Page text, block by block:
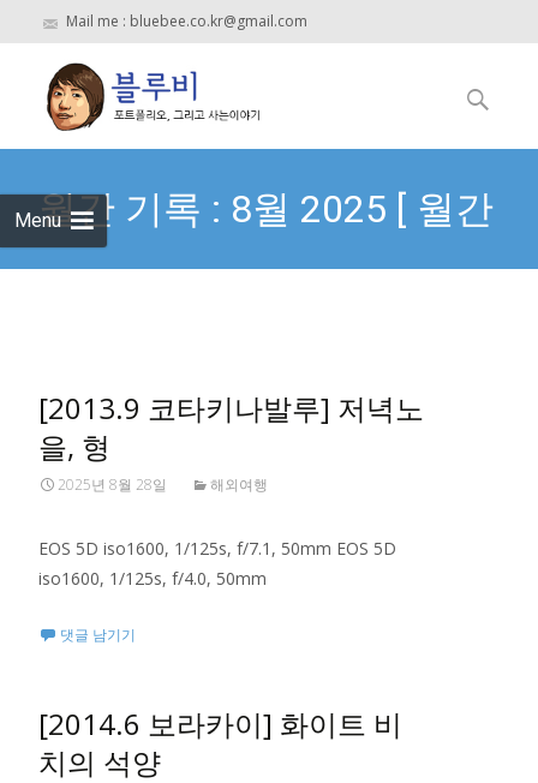
Mail me : bluebee.co.kr@gmail.com
Menu
to
content
검
월간 기록 : 8월 2025 [ 월간
[2013.9 코타키나발루] 저녁노
을, 형
2025년 8월 28일 해외여행
EOS 5D iso1600, 1/125s, f/7.1, 50mm EOS 5D
iso1600, 1/125s, f/4.0, 50mm
댓글 남기기
[2014.6 보라카이] 화이트 비
치의 석양